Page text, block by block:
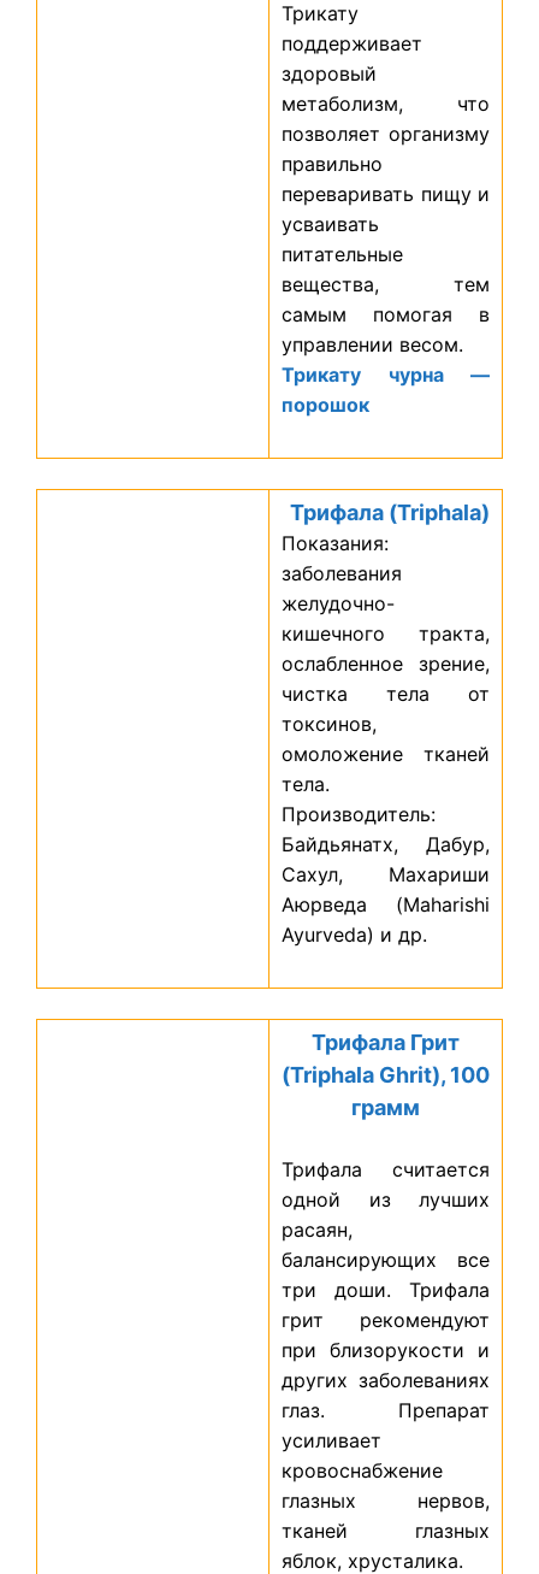
Трикату
поддерживает
здоровый
метаболизм, что
позволяет организму
правильно
переваривать пищу и
усваивать
питательные
вещества, тем
самым помогая в
управлении весом.
Трикату чурна —
порошок
Трифала (Triphala)
Показания:
заболевания
желудочно-
кишечного тракта,
ослабленное зрение,
чистка тела от
токсинов,
омоложение тканей
тела.
Производитель:
Байдьянатх, Дабур,
Сахул, Махариши
Аюрведа (Maharishi
Ayurveda) и др.
Трифала Грит
(Triphala Ghrit), 100
грамм
Трифала считается
одной из лучших
расаян,
балансирующих все
три доши. Трифала
грит рекомендуют
при близорукости и
других заболеваниях
глаз. Препарат
усиливает
кровоснабжение
глазных нервов,
тканей глазных
яблок, хрусталика.